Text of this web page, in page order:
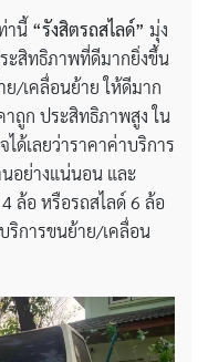
านี้ “รังสิตรถสไลด์” มุ่ง
ะสิทธิภาพที่ดีมากยิ่งขึ้น
/เคลื่อนย้าย ให้ดีมาก
าถูก ประสิทธิภาพสูง ใน
ด้เลยว่าราคาค่าบริการ
อย่างแน่นอน และ
ล้อ หรือรถสไลด์ 6 ล้อ
ริการขนย้าย/เคลื่อน